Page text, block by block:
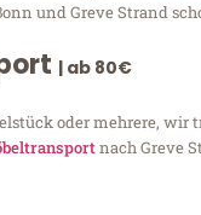
und Greve Strand
| ab 80€
oder mehrere, wir
nach Greve